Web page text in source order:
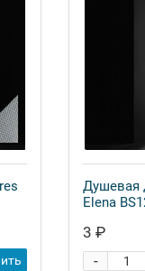
Душевая
Elena
3 ₽
-